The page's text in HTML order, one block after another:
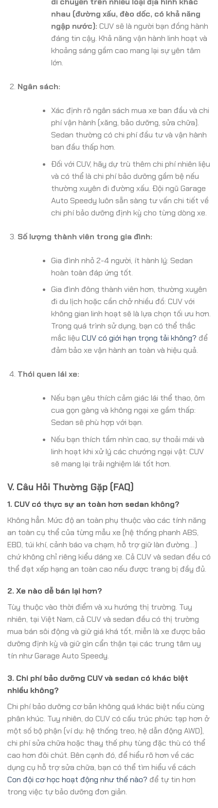
nhau (đường xấu, đèo dốc, có khả năng
ngập nước): CUV sẽ là người bạn đồng hành
đáng tin cậy. Khả năng vận hành linh hoạt và
khoảng sáng gầm cao mang lại sự yên tâm
lớn.
Ngân sách:
Xác định rõ ngân sách mua xe ban đầu và chi
phí vận hành (xăng, bảo dưỡng, sửa chữa).
Sedan thường có chi phí đầu tư và vận hành
ban đầu thấp hơn.
Đối với CUV, hãy dự trù thêm chi phí nhiên liệu
và có thể là chi phí bảo dưỡng gầm bệ nếu
thường xuyên đi đường xấu. Đội ngũ Garage
Auto Speedy luôn sẵn sàng tư vấn chi tiết về
chi phí bảo dưỡng định kỳ cho từng dòng xe.
Số lượng thành viên trong gia đình:
Gia đình nhỏ 2-4 người, ít hành lý: Sedan
hoàn toàn đáp ứng tốt.
Gia đình đông thành viên hơn, thường xuyên
đi du lịch hoặc cần chở nhiều đồ: CUV với
không gian linh hoạt sẽ là lựa chọn tối ưu hơn.
Trong quá trình sử dụng, bạn có thể thắc
mắc liệu CUV có giới hạn trọng tải không? để
đảm bảo xe vận hành an toàn và hiệu quả.
Thói quen lái xe:
Nếu bạn yêu thích cảm giác lái thể thao, ôm
cua gọn gàng và không ngại xe gầm thấp:
Sedan sẽ phù hợp với bạn.
Nếu bạn thích tầm nhìn cao, sự thoải mái và
linh hoạt khi xử lý các chướng ngại vật: CUV
sẽ mang lại trải nghiệm lái tốt hơn.
V. Câu Hỏi Thường Gặp (FAQ)
1. CUV có thực sự an toàn hơn sedan không?
Không hẳn. Mức độ an toàn phụ thuộc vào các tính năng
an toàn cụ thể của từng mẫu xe (hệ thống phanh ABS,
EBD, túi khí, cảnh báo va chạm, hỗ trợ giữ làn đường…)
chứ không chỉ riêng kiểu dáng xe. Cả CUV và sedan đều có
thể đạt xếp hạng an toàn cao nếu được trang bị đầy đủ.
2. Xe nào dễ bán lại hơn?
Tùy thuộc vào thời điểm và xu hướng thị trường. Tuy
nhiên, tại Việt Nam, cả CUV và sedan đều có thị trường
mua bán sôi động và giữ giá khá tốt, miễn là xe được bảo
dưỡng định kỳ và giữ gìn cẩn thận tại các trung tâm uy
tín như Garage Auto Speedy.
3. Chi phí bảo dưỡng CUV và sedan có khác biệt
nhiều không?
Chi phí bảo dưỡng cơ bản không quá khác biệt nếu cùng
phân khúc. Tuy nhiên, do CUV có cấu trúc phức tạp hơn ở
một số bộ phận (ví dụ: hệ thống treo, hệ dẫn động AWD),
chi phí sửa chữa hoặc thay thế phụ tùng đặc thù có thể
cao hơn đôi chút. Bên cạnh đó, để hiểu rõ hơn về các
dụng cụ hỗ trợ sửa chữa, bạn có thể tìm hiểu về cách
Con đội cơ học hoạt động như thế nào? để tự tin hơn
trong việc tự bảo dưỡng đơn giản.